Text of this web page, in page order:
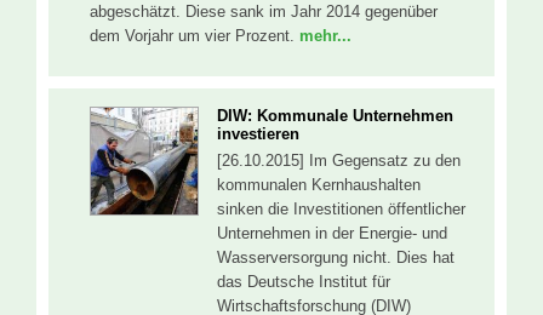
abgeschätzt. Diese sank im Jahr 2014 gegenüber
dem Vorjahr um vier Prozent. mehr...
DIW: Kommunale Unternehmen
investieren
[26.10.2015] Im Gegensatz zu den
kommunalen Kernhaushalten
sinken die Investitionen öffentlicher
Unternehmen in der Energie- und
Wasserversorgung nicht. Dies hat
das Deutsche Institut für
Wirtschaftsforschung (DIW)